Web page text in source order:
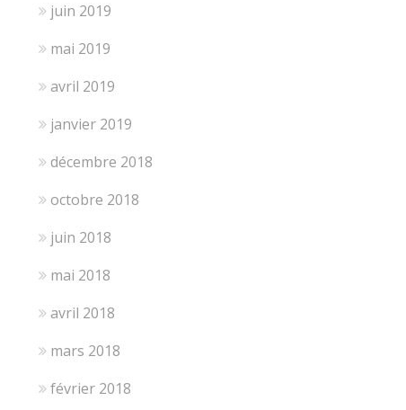
juin 2019
mai 2019
avril 2019
janvier 2019
décembre 2018
octobre 2018
juin 2018
mai 2018
avril 2018
mars 2018
février 2018